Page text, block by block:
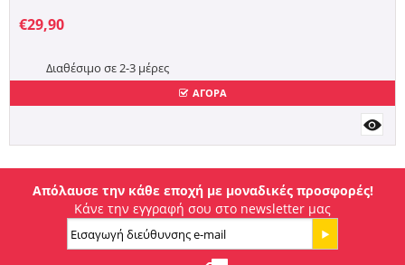
€29,90
Διαθέσιμο σε 2-3 μέρες
ΑΓΟΡΑ
Απόλαυσε την κάθε εποχή με μοναδικές προσφορές!
Κάνε την εγγραφή σου στο newsletter μας